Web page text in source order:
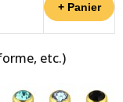
etc.)